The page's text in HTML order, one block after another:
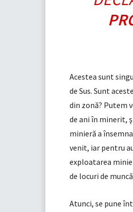
Acestea sunt
de Sus. Sunt
din zonă? Putem
de ani în minerit,
minieră a
venit, iar pentru
exploatarea
de locuri de
Atunci, se pune